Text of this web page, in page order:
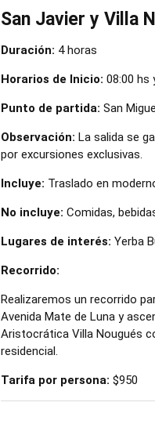
San Javier y Villa
Duración: 4 horas
Horarios de Inicio: 08:00 hs
Punto de partida: San
Observación: La salida se
por excursiones exclusivas.
Incluye: Traslado en
No incluye: Comidas,
Lugares de interés: Yerba
Recorrido:
Realizaremos un recorrido
Avenida Mate de Luna y
Aristocrática Villa Nougués
residencial.
Tarifa por persona: $950